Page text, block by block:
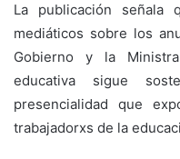
La publicación señala
mediáticos sobre los
Gobierno y la
educativa sigue
presencialidad que
trabajadorxs de la